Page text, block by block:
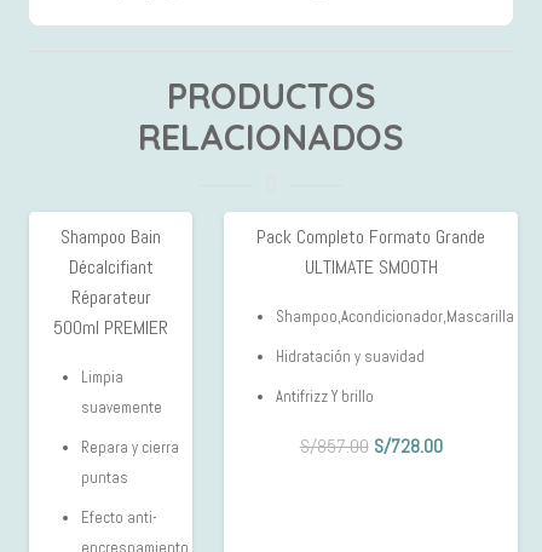
PRODUCTOS
RELACIONADOS
OFF
29%
Shampoo Bain
Décalcifiant
Réparateur
500ml PREMIER
Limpia
suavemente
Repara y cierra
puntas
Efecto anti-
15%
Pack Completo Formato Grande
ULTIMATE SMOOTH
Shampoo,Acondicionador,Mascarilla
Hidratación y suavidad
Antifrizz Y brillo
S/857.00 El
S/728.00El